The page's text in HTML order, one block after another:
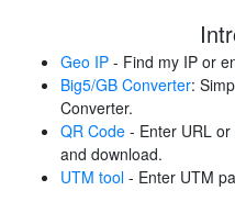
Geo IP - Find my IP or
Big5/GB Converter:
Converter.
QR Code - Enter URL
and download.
UTM tool - Enter UTM